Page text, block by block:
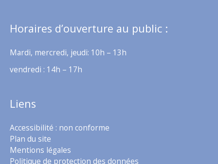
Horaires d’ouverture au public :
Mardi, mercredi, jeudi: 10h – 13h
vendredi : 14h – 17h
Liens
Accessibilité : non conforme
Plan du site
Mentions légales
Politique de protection des données